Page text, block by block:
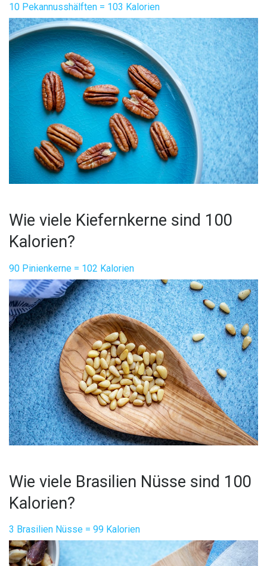
10 Pekannusshälften = 103 Kalorien
Wie viele Kiefernkerne sind 100
Kalorien?
90 Pinienkerne = 102 Kalorien
Wie viele Brasilien Nüsse sind 100
Kalorien?
3 Brasilien Nüsse = 99 Kalorien